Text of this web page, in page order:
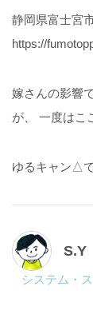
静岡県富士宮
https://
嫁さんの影響
が、 一度はこ
ゆるキャン△
S.Y
システム・